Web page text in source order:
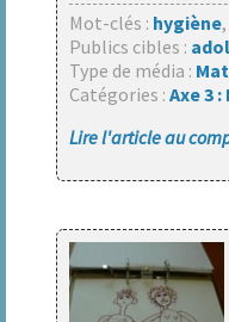
Mot-clés : hygiène,
Publics cibles :
Type de média :
Catégories : Axe 3
Lire l'article au